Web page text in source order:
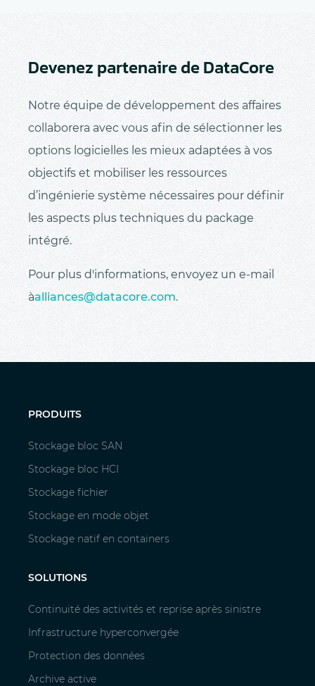
Devenez partenaire de DataCore
Notre équipe de développement des affaires
collaborera avec vous afin de sélectionner les
options logicielles les mieux adaptées à vos
objectifs et mobiliser les ressources
d’ingénierie système nécessaires pour définir
les aspects plus techniques du package
intégré.
Pour plus d'informations, envoyez un e-mail
àalliances@datacore.com.
PRODUITS
Stockage bloc SAN
Stockage bloc HCI
Stockage fichier
Stockage en mode objet
Stockage natif en containers
SOLUTIONS
Continuité des activités et reprise après sinistre
Infrastructure hyperconvergée
Protection des données
Archive active